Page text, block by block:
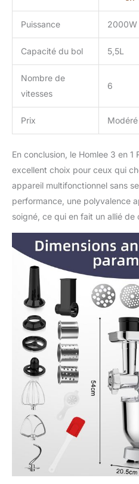
Puissance 2000W
Capacité du bol 5,5L
Nombre de
vitesses
6
Prix Modéré
En conclusion, le Homlee 3 en 1
excellent choix pour ceux qui
appareil multifonctionnel sans
performance, une polyvalence
soigné, ce qui en fait un allié de